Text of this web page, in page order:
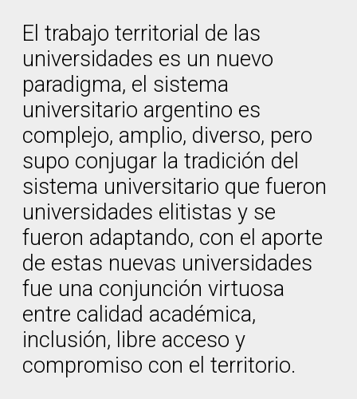
El trabajo territorial de las
universidades es un nuevo
paradigma, el sistema
universitario argentino es
complejo, amplio, diverso, pero
supo conjugar la tradición del
sistema universitario que fueron
universidades elitistas y se
fueron adaptando, con el aporte
de estas nuevas universidades
fue una conjunción virtuosa
entre calidad académica,
inclusión, libre acceso y
compromiso con el territorio.